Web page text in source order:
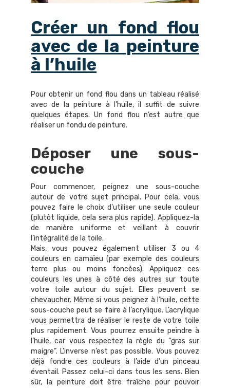
Créer un fond flou
avec de la peinture
à l’huile
Pour obtenir un fond flou dans un tableau réalisé
avec de la peinture à l’huile, il suffit de suivre
quelques étapes. Un fond flou n’est autre que
réaliser un fondu de peinture.
Déposer une sous-
couche
Pour commencer, peignez une sous-couche
autour de votre sujet principal. Pour cela, vous
pouvez faire le choix d’utiliser une seule couleur
(plutôt liquide, cela sera plus rapide). Appliquez-la
de manière uniforme et veillant à couvrir
l’intégralité de la toile.
Mais, vous pouvez également utiliser 3 ou 4
couleurs en camaïeu (par exemple des couleurs
terre plus ou moins foncées). Appliquez ces
couleurs les unes à côté des autres sur toute
votre toile autour du sujet. Elles peuvent se
chevaucher. Même si vous peignez à l’huile, cette
sous-couche peut se faire à l’acrylique. L’acrylique
vous permettra de réaliser le reste de votre toile
plus rapidement. Vous pourrez ensuite peindre à
l’huile, car vous respectez la règle du “gras sur
maigre”. L’inverse n’est pas possible. Vous pouvez
déjà fondre ces couleurs à l’aide d’un pinceau
éventail. Passez celui-ci dans tous les sens. Bien
sûr, la peinture doit être fraîche pour pouvoir